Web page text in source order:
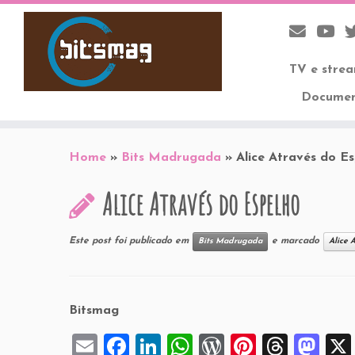
TV e
Home » Bits Madrugada » Alice Através do
Alice Através do Espelho
Este post foi publicado em Bits Madrugada e marcado Alice
Bitsmag
E
F
Li
W W
Pi
T
M